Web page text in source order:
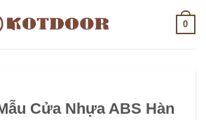
0
Cửa Nhựa ABS Hàn